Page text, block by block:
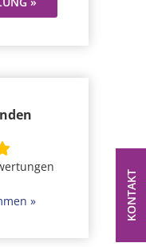
KONTAKT
»